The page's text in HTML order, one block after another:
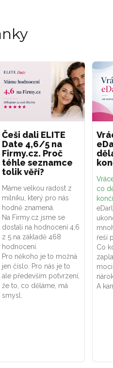
Češi dali ELITE
Date 4,6/5 na
Firmy.cz. Proč
téhle seznamce
tolik věří?
Máme velkou radost z
milníku, který pro nás
hodně znamená.
Na Firmy.cz jsme se
dostali na hodnocení 4,6
z 5 na základě 468
hodnocení.
Pro někoho je to možná
jen číslo. Pro nás je to
ale především potvrzení,
že to, co děláme, má
smysl.
co
řeší
Co
A